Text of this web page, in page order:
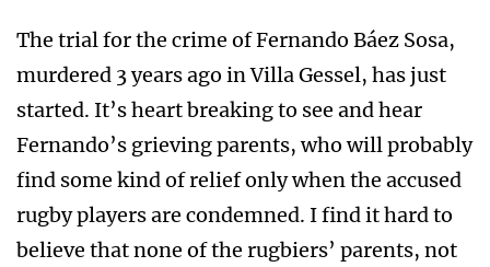
The trial for the crime of Fernando Báez Sosa,
murdered 3 years ago in Villa Gessel, has just
started. It’s heart breaking to see and hear
Fernando’s grieving parents, who will probably
find some kind of relief only when the accused
rugby players are condemned. I find it hard to
believe that none of the rugbiers’ parents, not